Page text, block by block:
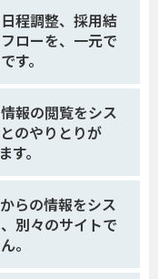
程調整、採用結
ローを、一元で
す。
報の閲覧をシス
のやりとりが
。
らの情報をシス
別々のサイトで
。